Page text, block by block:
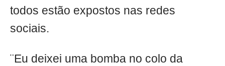
todos estão expostos nas redes
sociais.
¨Eu deixei uma bomba no colo da